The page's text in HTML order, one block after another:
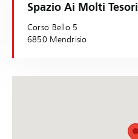
Spazio Ai Molti Tesori
Corso Bello 5
6850 Mendrisio